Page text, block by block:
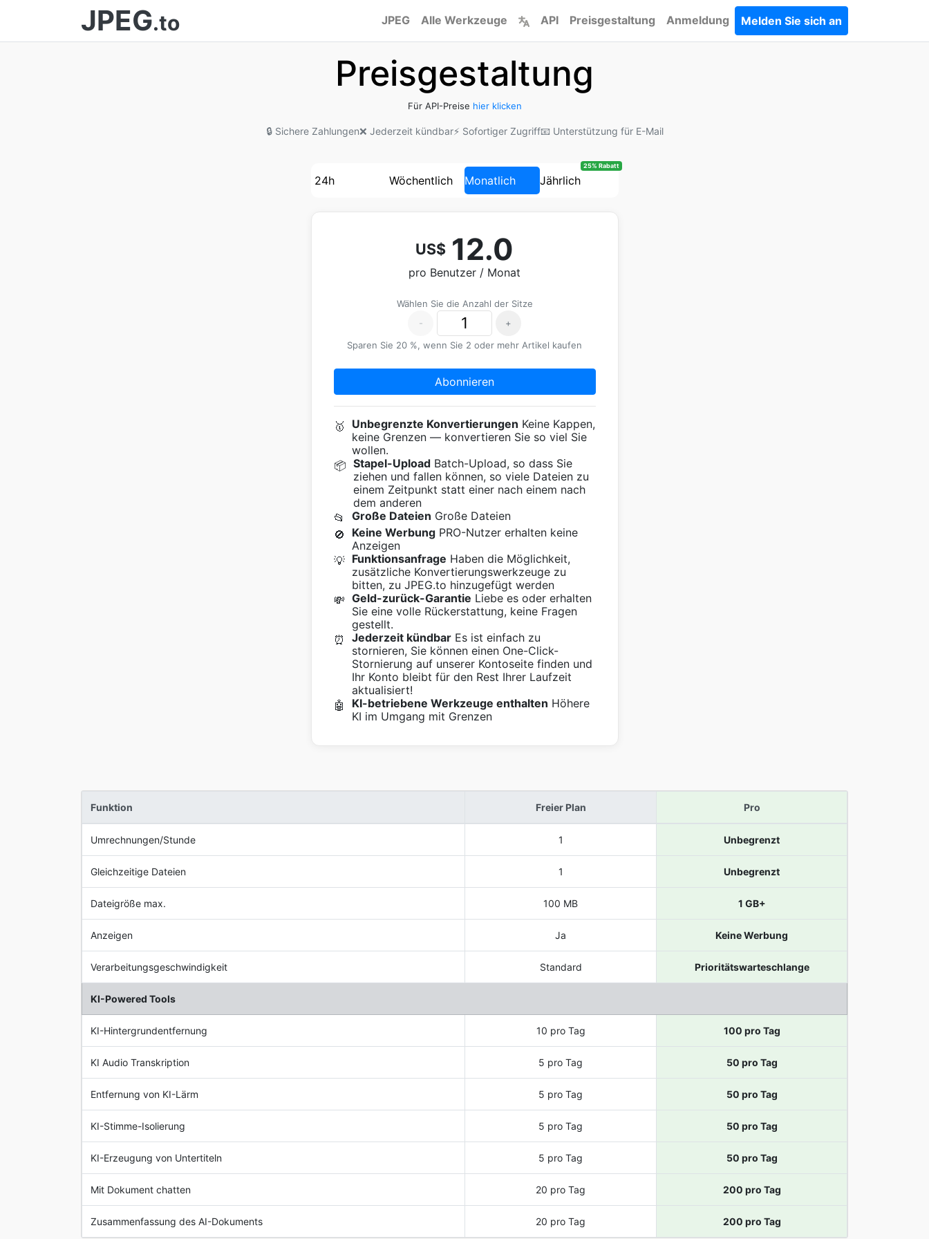
JPEG.to JPEG Alle Werkzeuge API Preisgestaltung Anmeldung Melden Sie sich an
Preisgestaltung
Für API-Preise hier klicken
🔒 Sichere Zahlungen❌ Jederzeit kündbar⚡ Sofortiger Zugriff📧 Unterstützung für E-Mail
24h Wöchentlich Monatlich Jährlich
25% Rabatt
US$ 12.0
pro Benutzer / Monat
Wählen Sie die Anzahl der Sitze
-
+
Sparen Sie 20 %, wenn Sie 2 oder mehr Artikel kaufen
Abonnieren
🥇 Unbegrenzte Konvertierungen Keine Kappen,
keine Grenzen — konvertieren Sie so viel Sie
wollen.
📦 Stapel-UploadBatch-Upload, so dass Sie
ziehen und fallen können, so viele Dateien zu
einem Zeitpunkt statt einer nach einem nach
dem anderen
📂
Große Dateien Große Dateien
🚫
Keine WerbungPRO-Nutzer erhalten keine
Anzeigen
💡 Funktionsanfrage Haben die Möglichkeit,
zusätzliche Konvertierungswerkzeuge zu
bitten, zu JPEG.to hinzugefügt werden
💸 Geld-zurück-Garantie Liebe es oder erhalten
Sie eine volle Rückerstattung, keine Fragen
gestellt.
⏰
Jederzeit kündbarEs ist einfach zu
stornieren, Sie können einen One-Click-
Stornierung auf unserer Kontoseite finden und
Ihr Konto bleibt für den Rest Ihrer Laufzeit
aktualisiert!
🤖
KI-betriebene Werkzeuge enthalten Höhere
KI im Umgang mit Grenzen
Funktion Freier Plan Pro
Umrechnungen/Stunde 1 Unbegrenzt
Gleichzeitige Dateien 1 Unbegrenzt
Dateigröße max. 100 MB 1 GB+
Anzeigen Ja Keine Werbung
Verarbeitungsgeschwindigkeit Standard Prioritätswarteschlange
KI-Powered Tools
KI-Hintergrundentfernung 10 pro Tag 100 pro Tag
KI Audio Transkription 5 pro Tag 50 pro Tag
Entfernung von KI-Lärm 5 pro Tag 50 pro Tag
KI-Stimme-Isolierung 5 pro Tag 50 pro Tag
KI-Erzeugung von Untertiteln 5 pro Tag 50 pro Tag
Mit Dokument chatten 20 pro Tag 200 pro Tag
Zusammenfassung des AI-Dokuments 20 pro Tag 200 pro Tag